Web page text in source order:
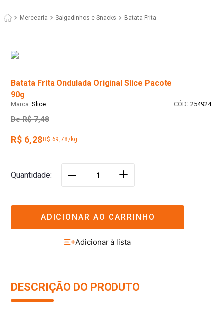
Mercearia Salgadinhos e Snacks Batata Frita
Batata Frita Ondulada Original Slice Pacote
90g
Slice : 254924
De R$ 7,48
R$ 6,28 R$ 69,78/kg
Quantidade ＋
ADICIONAR AO CARRINHO
DESCRIÇÃO DO PRODUTO